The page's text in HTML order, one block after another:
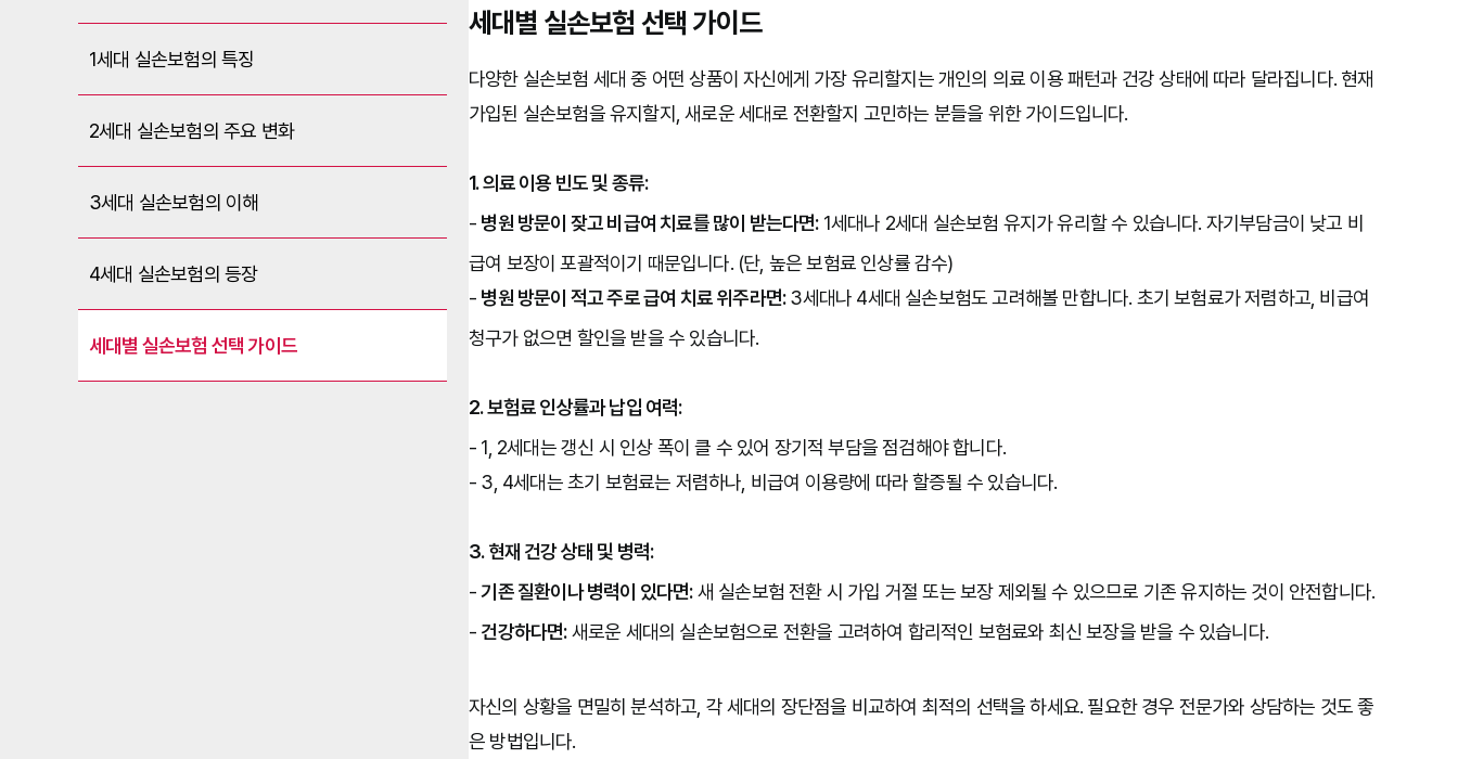
1세대 실손보험의 특징
2세대 실손보험의 주요 변화
3세대 실손보험의 이해
4세대 실손보험의 등장
세대별 실손보험 선택 가이드
세대별 실손보험 선택 가이드
다양한 실손보험 세대 중 어떤 상품이 자신에게 가장 유리할지는 개인의 의료 이용 패턴과 건강 상태에 따라 달라집니다. 현재
가입된 실손보험을 유지할지, 새로운 세대로 전환할지 고민하는 분들을 위한 가이드입니다.
1. 의료 이용 빈도 및 종류:
- 병원 방문이 잦고 비급여 치료를 많이 받는다면: 1세대나 2세대 실손보험 유지가 유리할 수 있습니다. 자기부담금이 낮고 비
급여 보장이 포괄적이기 때문입니다. (단, 높은 보험료 인상률 감수)
- 병원 방문이 적고 주로 급여 치료 위주라면: 3세대나 4세대 실손보험도 고려해볼 만합니다. 초기 보험료가 저렴하고, 비급여
청구가 없으면 할인을 받을 수 있습니다.
2. 보험료 인상률과 납입 여력:
- 1, 2세대는 갱신 시 인상 폭이 클 수 있어 장기적 부담을 점검해야 합니다.
- 3, 4세대는 초기 보험료는 저렴하나, 비급여 이용량에 따라 할증될 수 있습니다.
3. 현재 건강 상태 및 병력:
- 기존 질환이나 병력이 있다면: 새 실손보험 전환 시 가입 거절 또는 보장 제외될 수 있으므로 기존 유지하는 것이 안전합니다.
- 건강하다면: 새로운 세대의 실손보험으로 전환을 고려하여 합리적인 보험료와 최신 보장을 받을 수 있습니다.
자신의 상황을 면밀히 분석하고, 각 세대의 장단점을 비교하여 최적의 선택을 하세요. 필요한 경우 전문가와 상담하는 것도 좋